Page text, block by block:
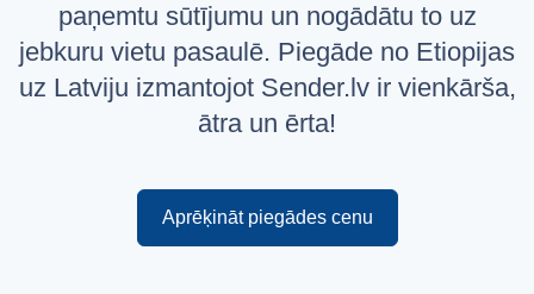
English
paņemtu sūtījumu un nogādātu to uz
jebkuru vietu pasaulē. Piegāde no Etiopijas
uz Latviju izmantojot Sender.lv ir vienkārša,
ātra un ērta!
Aprēķināt piegādes cenu